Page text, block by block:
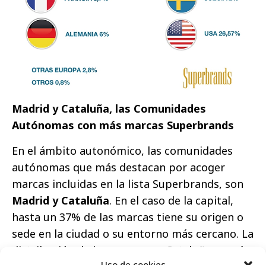
Madrid y Cataluña, las Comunidades
Autónomas con más marcas Superbrands
En el ámbito autonómico, las comunidades
autónomas que más destacan por acoger
marcas incluidas en la lista Superbrands, son
Madrid y Cataluña. En el caso de la capital,
hasta un 37% de las marcas tiene su origen o
sede en la ciudad o su entorno más cercano. La
distribución de las marcas en Cataluña es más